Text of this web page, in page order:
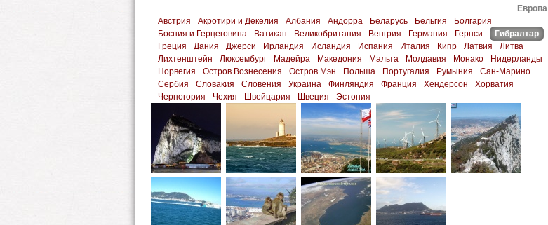
Европа
Австрия
Акротири и Декелия Албания Андорра Беларусь Бельгия
Болгария
Босния и Герцеговина
Ватикан Великобритания Венгрия Германия Гернси
Гибралтар
Греция
Дания Джерси Ирландия Исландия Испания Италия Кипр Латвия
Литва
Лихтенштейн
Люксембург Мадейра Македония Мальта Молдавия Монако
Нидерланды
Норвегия
Остров Вознесения Остров Мэн Польша Португалия Румыния
Сан-Марино
Сербия
Словакия Словения Украина Финляндия Франция Хендерсон
Хорватия
Черногория
Чехия Швейцария Швеция Эстония